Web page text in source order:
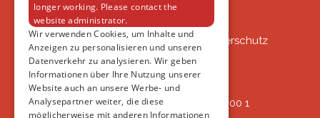
VSAT - Verein Schweizer Auslandtierschutz
Oberlangnauerstrasse 13b
9562 Märwil
IBAN: CH82 00 78 4297 8786 7200 1
longer working. Please contact the
website administrator.
Wir verwenden Cookies, um Inhalte und
Anzeigen zu personalisieren und unseren
Datenverkehr zu analysieren. Wir geben
Informationen über Ihre Nutzung unserer
Website auch an unsere Werbe- und
Analysepartner weiter, die diese
möglicherweise mit anderen Informationen